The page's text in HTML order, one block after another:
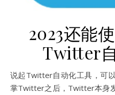
2023还能
Twitter
说起Twitter自动化工具，可以说是充满坎坷，自从马斯克执
掌Twitter之后，Twitter本身